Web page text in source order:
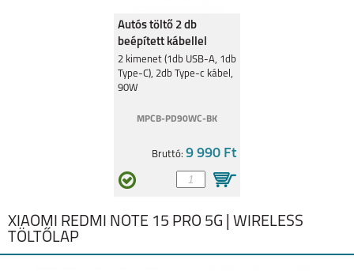
Autós töltő 2 db
beépített kábellel
gyorstöltéssel
90W,Fekete
2 kimenet (1db USB-A, 1db
Type-C), 2db Type-c kábel,
90W
MPCB-PD90WC-BK
Bruttó: 9 990 Ft
XIAOMI REDMI NOTE 15 PRO 5G | WIRELESS
TÖLTŐLAP